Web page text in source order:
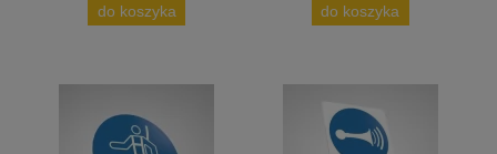
do koszyka do koszyka